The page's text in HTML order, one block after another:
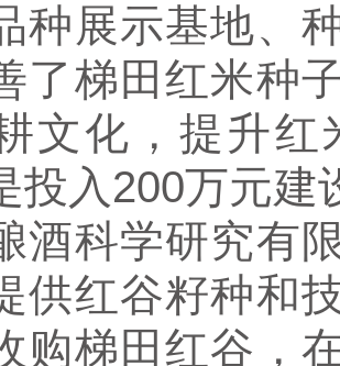
种展示基地、
了梯田红米种
文化，提升
投入200万元
酒科学研究有
供红谷籽种和
购梯田红谷，